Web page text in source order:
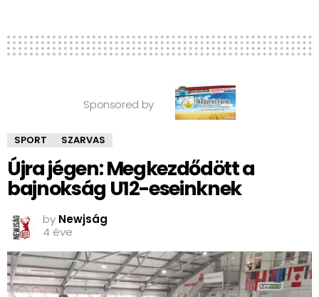
Sponsored by
SPORT SZARVAS
Újra jégen: Megkezdődött a
bajnokság U12-eseinknek
by Newjság
4 éve